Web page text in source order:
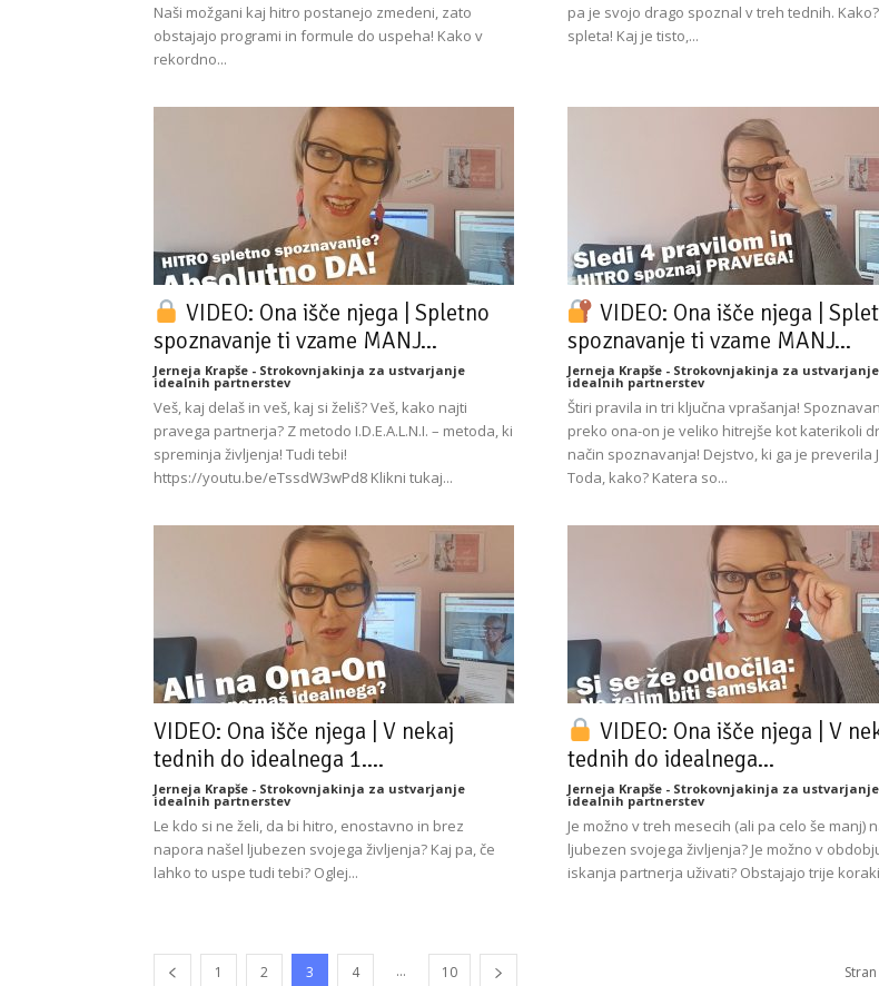
Naši možgani kaj hitro postanejo zmedeni, zato
obstajajo programi in formule do uspeha! Kako v
rekordno...
pa je svojo drago spoznal v treh tednih.
spleta! Kaj je tisto,...
VIDEO: Ona išče njega | Spletno
spoznavanje ti vzame MANJ...
Jerneja Krapše - Strokovnjakinja za ustvarjanje
idealnih partnerstev
Veš, kaj delaš in veš, kaj si želiš? Veš, kako najti
pravega partnerja? Z metodo I.D.E.A.L.N.I. – metoda, ki
spreminja življenja! Tudi tebi!
https://youtu.be/eTssdW3wPd8 Klikni tukaj...
VIDEO: Ona išče njega |
spoznavanje ti vzame MANJ...
Jerneja Krapše - Strokovnjakinja za ustvarjanje
idealnih partnerstev
Štiri pravila in tri ključna vprašanja!
preko ona-on je veliko hitrejše kot katerikoli
način spoznavanja! Dejstvo, ki ga je preverila
Toda, kako? Katera so...
VIDEO: Ona išče njega | V nekaj
tednih do idealnega 1....
Jerneja Krapše - Strokovnjakinja za ustvarjanje
idealnih partnerstev
Le kdo si ne želi, da bi hitro, enostavno in brez
napora našel ljubezen svojega življenja? Kaj pa, če
lahko to uspe tudi tebi? Oglej...
VIDEO: Ona išče njega | V
tednih do idealnega...
Jerneja Krapše - Strokovnjakinja za ustvarjanje
idealnih partnerstev
Je možno v treh mesecih (ali pa celo še manj)
ljubezen svojega življenja? Je možno v
iskanja partnerja uživati? Obstajajo trije
1 2 3 4 ... 10